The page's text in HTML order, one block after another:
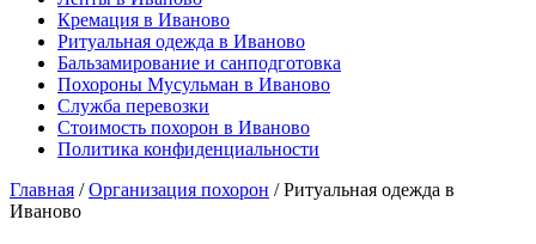
Кремация в Иваново
Ритуальная одежда в Иваново
Бальзамирование и санподготовка
Похороны Мусульман в Иваново
Служба перевозки
Стоимость похорон в Иваново
Политика конфиденциальности
Главная /Организация похорон /Ритуальная одежда в
Иваново